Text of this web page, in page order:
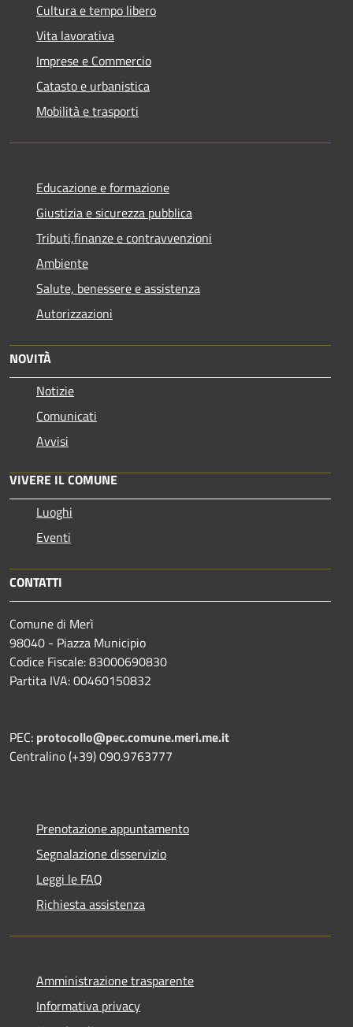
Cultura e tempo libero
Vita lavorativa
Imprese e Commercio
Catasto e urbanistica
Mobilità e trasporti
Educazione e formazione
Giustizia e sicurezza pubblica
Tributi,finanze e contravvenzioni
Ambiente
Salute, benessere e assistenza
Autorizzazioni
NOVITÀ
Notizie
Comunicati
Avvisi
VIVERE IL COMUNE
Luoghi
Eventi
CONTATTI
Comune di Merì
98040 - Piazza Municipio
Codice Fiscale: 83000690830
Partita IVA: 00460150832
PEC: protocollo@pec.comune.meri.me.it
Centralino (+39) 090.9763777
Prenotazione appuntamento
Segnalazione disservizio
Leggi le FAQ
Richiesta assistenza
Amministrazione trasparente
Informativa privacy